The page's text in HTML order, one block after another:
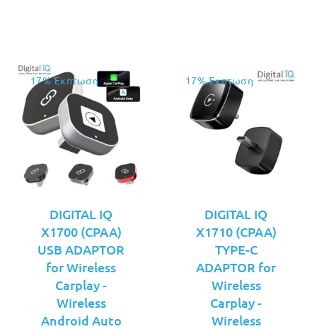
17% Έκπτωση
DIGITAL IQ
X1700 (CPAA)
USB ADAPTOR
for Wireless
Carplay -
Wireless
Android Auto
17% Έκπτωση
DIGITAL IQ
X1710 (CPAA)
TYPE-C
ADAPTOR for
Wireless
Carplay -
Wireless